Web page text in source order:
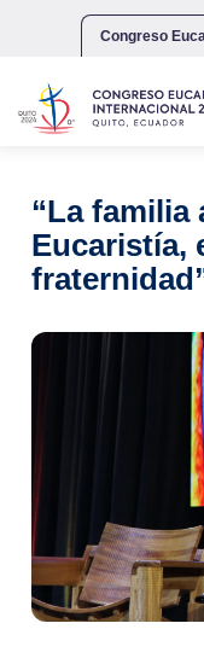
Congreso
“La familia
Eucaristía,